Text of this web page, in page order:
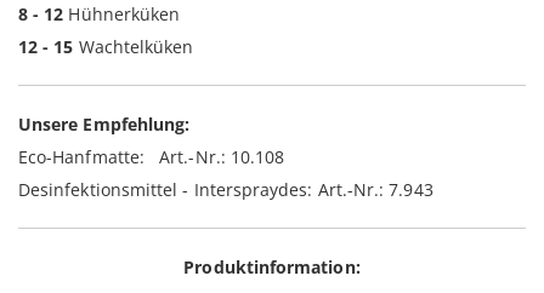
8 - 12 Hühnerküken
12 - 15 Wachtelküken
Unsere Empfehlung:
Eco-Hanfmatte: Art.-Nr.: 10.108
Desinfektionsmittel - Interspraydes: Art.-Nr.: 7.943
Produktinformation: